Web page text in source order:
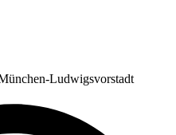
Ludwigsvorstadt